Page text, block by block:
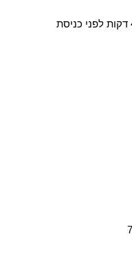
יום ו' פתיחה 7.00 סגירה שעה ו-45 דקות לפני כניסת